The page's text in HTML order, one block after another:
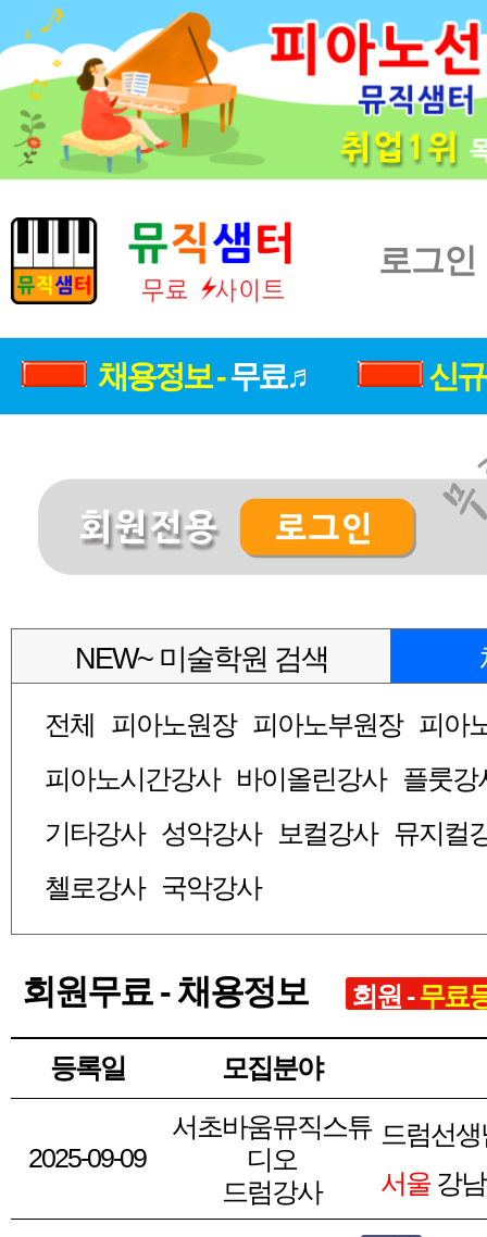
로그인
채용정보 -무료♬ 신
NEW~ 미술학원 검색
전체 피아노원장 피아노부원장 피아
피아노시간강사
바이올린강사 플룻강
기타강사 성악강사 보컬강사 뮤지컬
첼로강사 국악강사
회원무료 - 채용정보 회원 -무료
등록일 모집분야
2025-09-09
서초바움뮤직스튜
디오
드럼강사
드럼선
서울강